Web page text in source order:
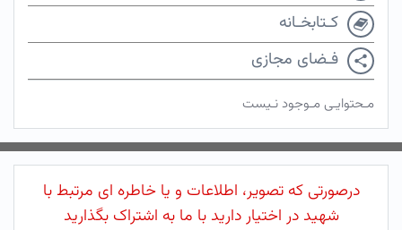
کـتابخـانه
فـضای مجازی
مـحتوایـی مـوجود نـیست
درصورتی که تصویر، اطلاعات و یا خاطره ای مرتبط با
شهید در اختیار دارید با ما به اشتراک بگذارید